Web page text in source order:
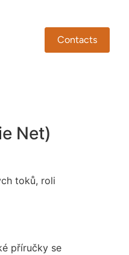
Contacts
Net)
toků, roli
příručky se